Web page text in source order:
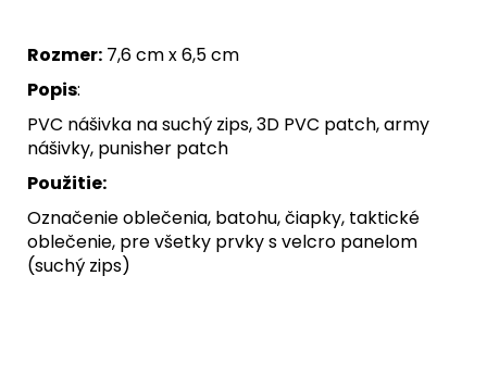
Rozmer: 7,6 cm x 6,5 cm
Popis:
PVC nášivka na suchý zips, 3D PVC patch, army
nášivky, punisher patch
Použitie:
Označenie oblečenia, batohu, čiapky, taktické
oblečenie, pre všetky prvky s velcro panelom
(suchý zips)